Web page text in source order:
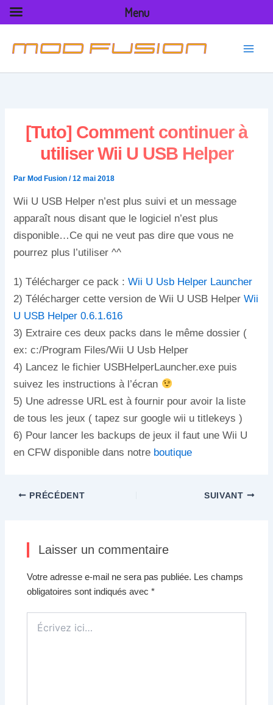
Aller
[Tuto] Comment continuer à
utiliser Wii U USB Helper
Par Mod Fusion/12 mai 2018
Wii U USB Helper n’est plus suivi et un message
apparaît nous disant que le logiciel n’est plus
disponible…Ce qui ne veut pas dire que vous ne
pourrez plus l’utiliser ^^
1) Télécharger ce pack :Wii U Usb Helper Launcher
2) Télécharger cette version de Wii U USB HelperWii
U USB Helper 0.6.1.616
3) Extraire ces deux packs dans le même dossier (
ex: c:/Program Files/Wii U Usb Helper
4) Lancez le fichier USBHelperLauncher.exe puis
suivez les instructions à l’écran
5) Une adresse URL est à fournir pour avoir la liste
de tous les jeux ( tapez sur google wii u titlekeys )
6) Pour lancer les backups de jeux il faut une Wii U
en CFW disponible dans notre boutique
PRÉCÉDENT SUIVANT
Laisser un commentaire
Votre adresse e-mail ne sera pas publiée. Les champs
obligatoires sont indiqués avec*
ici…
Menu